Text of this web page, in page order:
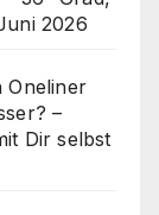
2026
Oneliner
–
Dir selbst